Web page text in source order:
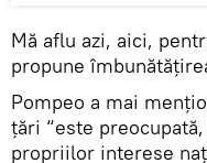
Mă aflu azi, aici,
propune
Pompeo a mai
țări “este
propriilor interese